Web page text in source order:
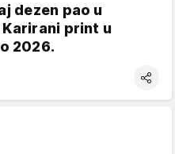
dezen pao u
print u
2026.